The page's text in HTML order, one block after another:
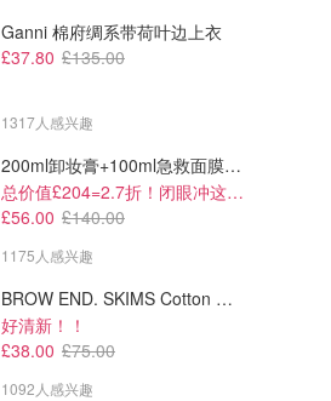
Ganni 棉府绸系带荷叶边上衣
£37.80 £135.00
1317人感兴趣
200ml卸妆膏+100ml急救面膜+面霜+洁颜布
总价值£204=2.7折！闭眼冲这套！
£56.00 £140.00
1175人感兴趣
BROW END. SKIMS Cotton Rib 长款背心连衣裙 薄荷绿
好清新！！
£38.00 £75.00
1092人感兴趣